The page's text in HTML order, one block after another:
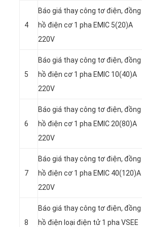
4
Báo giá thay công tơ điện, đồng
hồ điện cơ 1 pha EMIC 5(20)A
220V
5
Báo giá thay công tơ điện, đồng
hồ điện cơ 1 pha EMIC 10(40)A
220V
6
Báo giá thay công tơ điện, đồng
hồ điện cơ 1 pha EMIC 20(80)A
220V
7
Báo giá thay công tơ điện, đồng
hồ điện cơ 1 pha EMIC 40(120)A
220V
8
Báo giá thay công tơ điện, đồng
hồ điện loại điện tử 1 pha VSEE